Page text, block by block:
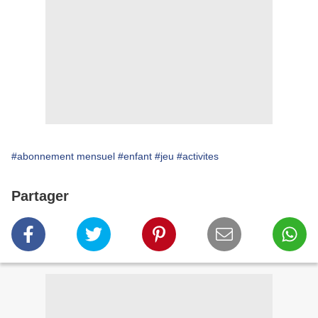
#abonnement mensuel #enfant #jeu #activites
Partager